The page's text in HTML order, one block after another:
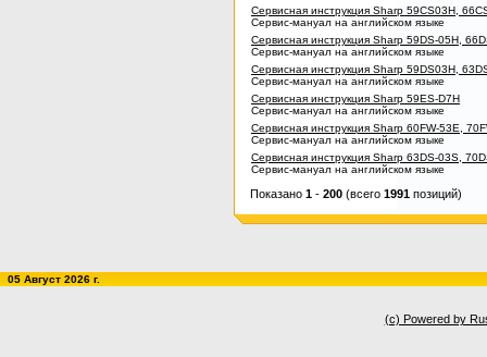
Сервисная инструкция Sharp 59CS03H,
Сервис-мануал на английском языке
Сервисная инструкция Sharp 59DS-05H,
Сервис-мануал на английском языке
Сервисная инструкция Sharp 59DS03H,
Сервис-мануал на английском языке
Сервисная инструкция Sharp 59ES-D7H
Сервис-мануал на английском языке
Сервисная инструкция Sharp 60FW-53E,
Сервис-мануал на английском языке
Сервисная инструкция Sharp 63DS-03S,
Сервис-мануал на английском языке
Показано 1 - 200 (всего 1991 позиций)
05 Август 2026 г.
(c) Powered by